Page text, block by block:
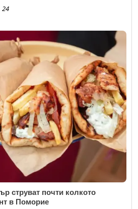
24
струват почти колкото
в Поморие